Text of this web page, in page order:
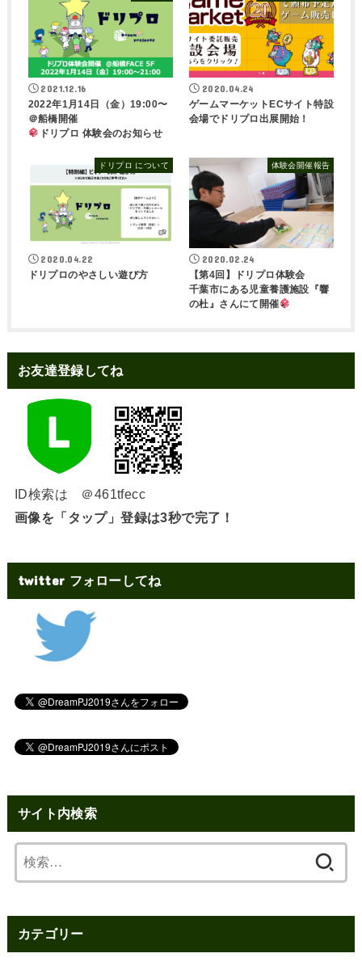
2021.12.16
2022年1月14日（金）19:00〜
＠船橋開催
ドリプロ 体験会のお知らせ
2020.04.24
ゲームマーケットECサイト特設
会場でドリプロ出展開始！
ドリプロ について
2020.04.22
ドリプロのやさしい遊び方
体験会開催報告
2020.02.24
【第4回】ドリプロ体験会
千葉市にある児童養護施設『響
の杜』さんにて開催
お友達登録してね
ID検索は ＠461tfecc
画像を「タップ」登録は3秒で完了！
twitter フォローしてね
サイト内検索
索:
カテゴリー